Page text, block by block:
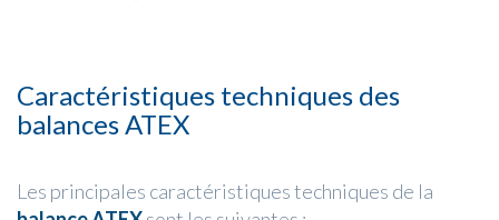
Caractéristiques techniques des
balances ATEX
Les principales caractéristiques techniques de la